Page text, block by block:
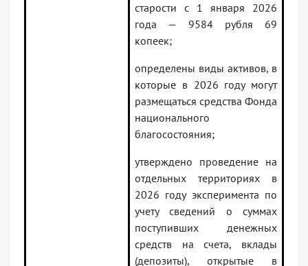
старости с 1 января 2026
года — 9584 рубля 69
копеек;
определены виды активов, в
которые в 2026 году могут
размещаться средства Фонда
национального
благосостояния;
утверждено проведение на
отдельных территориях в
2026 году эксперимента по
учету сведений о суммах
поступивших денежных
средств на счета, вклады
(депозиты), открытые в